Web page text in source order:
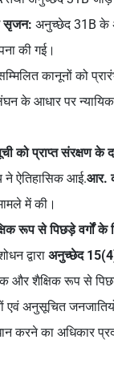
सृजन: अनुच्छेद 31B के
की गई।
कानूनों को
के आधार पर न्यायिक
को प्राप्त संरक्षण के
ने ऐतिहासिक आई.आर.
में की।
रूप से पिछड़े वर्गों के
द्वारा अनुच्छेद
और शैक्षिक रूप से
एवं अनुसूचित
करने का अधिकार